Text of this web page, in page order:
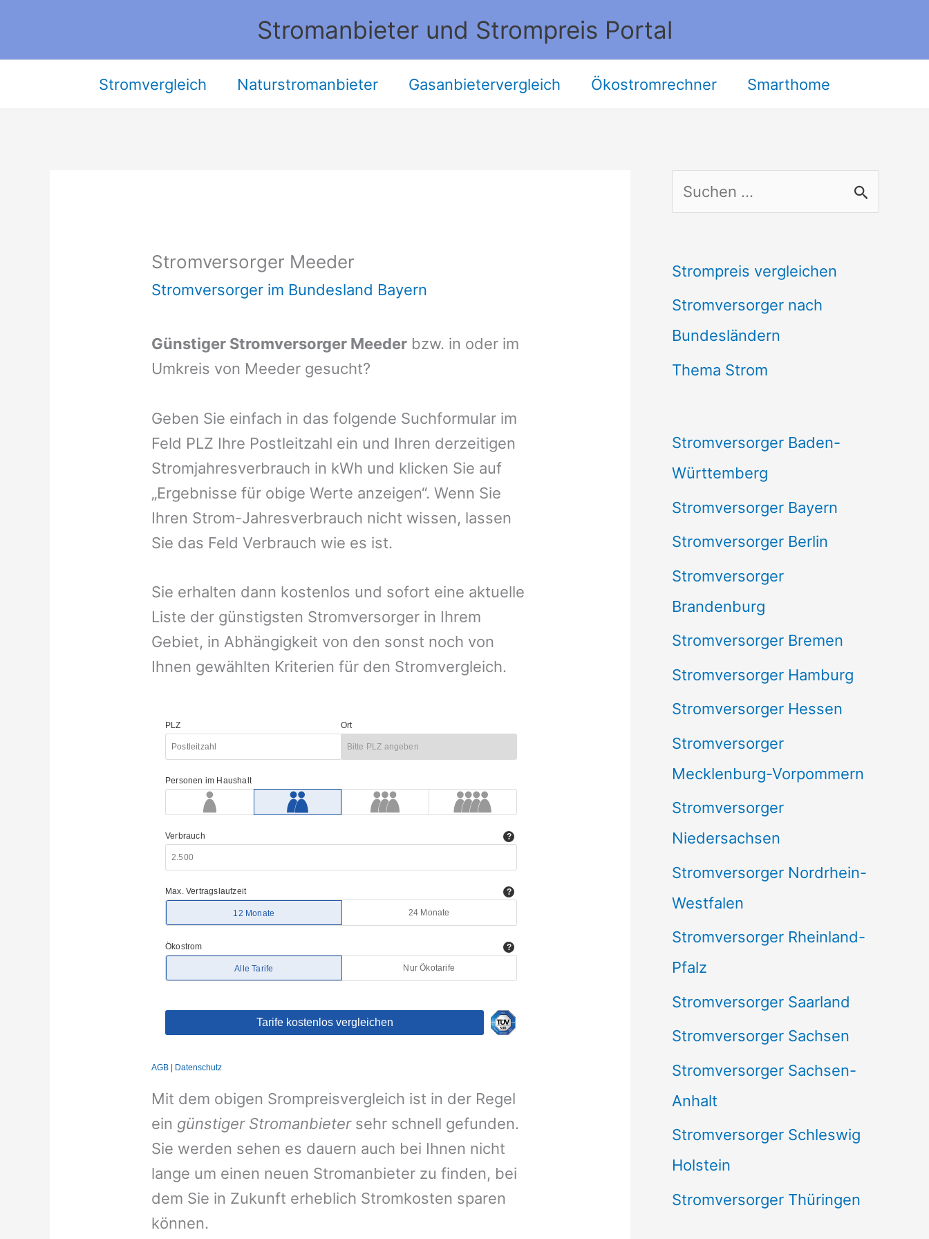
springen
Stromanbieter und Strompreis Portal
Stromvergleich Naturstromanbieter Gasanbietervergleich Ökostromrechner Smarthome
Stromversorger Meeder
Stromversorger im Bundesland Bayern
Günstiger Stromversorger Meederbzw. in oder im
Umkreis von Meeder gesucht?
Geben Sie einfach in das folgende Suchformular im
Feld PLZ Ihre Postleitzahl ein und Ihren derzeitigen
Stromjahresverbrauch in kWh und klicken Sie auf
„Ergebnisse für obige Werte anzeigen“. Wenn Sie
Ihren Strom-Jahresverbrauch nicht wissen, lassen
Sie das Feld Verbrauch wie es ist.
Sie erhalten dann kostenlos und sofort eine aktuelle
Liste der günstigsten Stromversorger in Ihrem
Gebiet, in Abhängigkeit von den sonst noch von
Ihnen gewählten Kriterien für den Stromvergleich.
Mit dem obigen Srompreisvergleich ist in der Regel
ein günstiger Stromanbietersehr schnell gefunden.
Sie werden sehen es dauern auch bei Ihnen nicht
lange um einen neuen Stromanbieter zu finden, bei
dem Sie in Zukunft erheblich Stromkosten sparen
können.
u
h
e
n
n
Strompreis vergleichen
Stromversorger nach
Bundesländern
Thema Strom
Stromversorger Baden-
Württemberg
Stromversorger Bayern
Stromversorger Berlin
Stromversorger
Brandenburg
Stromversorger Bremen
Stromversorger Hamburg
Stromversorger Hessen
Stromversorger
Mecklenburg-Vorpommern
Stromversorger
Niedersachsen
Stromversorger Nordrhein-
Westfalen
Stromversorger Rheinland-
Pfalz
Stromversorger Saarland
Stromversorger Sachsen
Stromversorger Sachsen-
Anhalt
Stromversorger Schleswig
Holstein
Stromversorger Thüringen